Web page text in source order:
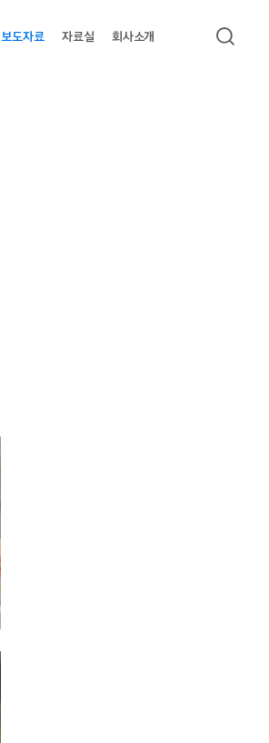
보도자료 자료실 회사소개 검색